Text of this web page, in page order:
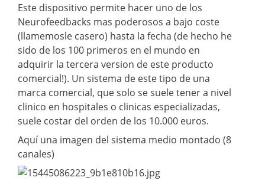
Este dispositivo permite hacer uno de los
Neurofeedbacks mas poderosos a bajo coste
(llamemosle casero) hasta la fecha (de hecho he
sido de los 100 primeros en el mundo en
adquirir la tercera version de este producto
comercial!). Un sistema de este tipo de una
marca comercial, que solo se suele tener a nivel
clinico en hospitales o clinicas especializadas,
suele costar del orden de los 10.000 euros.
Aquí una imagen del sistema medio montado (8
canales)